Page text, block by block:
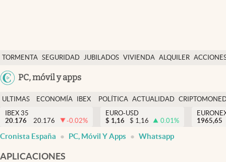
TORMENTA SEGURIDAD JUBILADOS VIVIENDA ALQUILER
USA
PC, móvil y apps
Economía y finanzas
Política
Actualidad
Criptomonedas
España
ULTIMAS
NOTICIAS
ECONOMÍA
FINANZAS
IBEX
EURO
POLÍTICA ACTUALIDAD
IBEX 35
20.176
20.176 -0.02%
EURO-USD
$ 1,16 $ 1,16 0.01%
1965,65
Cronista España PC, Móvil Y Apps Whatsapp
APLICACIONES